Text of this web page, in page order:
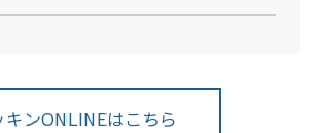
キンONLINEはこちら